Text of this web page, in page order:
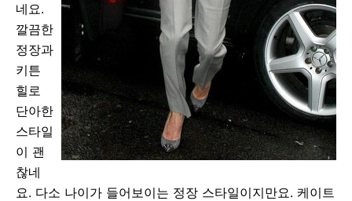
네요.
깔끔한
정장과
키튼
힐로
단아한
스타일
이 괜
찮네
요. 다소 나이가 들어보이는 정장 스타일이지만요. 케이트